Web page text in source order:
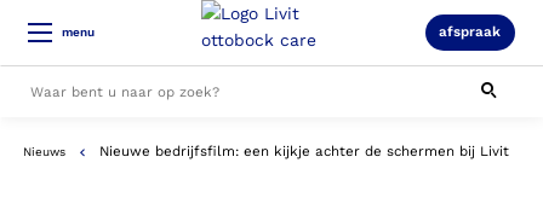
menu afspraak
Alle resultaten
Nieuws Nieuwe bedrijfsfilm: een kijkje achter de schermen bij Livit